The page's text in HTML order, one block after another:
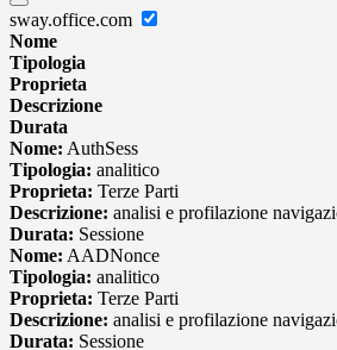
sway.office.com
Nome
Tipologia
Proprieta
Descrizione
Durata
Nome: AuthSess
Tipologia: analitico
Proprieta: Terze Parti
Descrizione: analisi e profilazione
Durata: Sessione
Nome: AADNonce
Tipologia: analitico
Proprieta: Terze Parti
Descrizione: analisi e profilazione
Durata: Sessione